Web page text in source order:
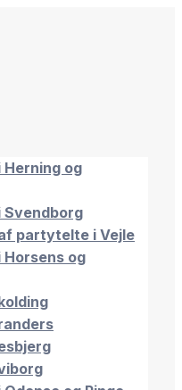
og
Svendborg
partytelte i Vejle
og